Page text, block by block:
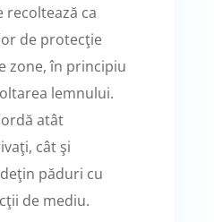
ca
de protecţie
zone, în principiu
lemnului.
atât
cât şi
păduri cu
de mediu.